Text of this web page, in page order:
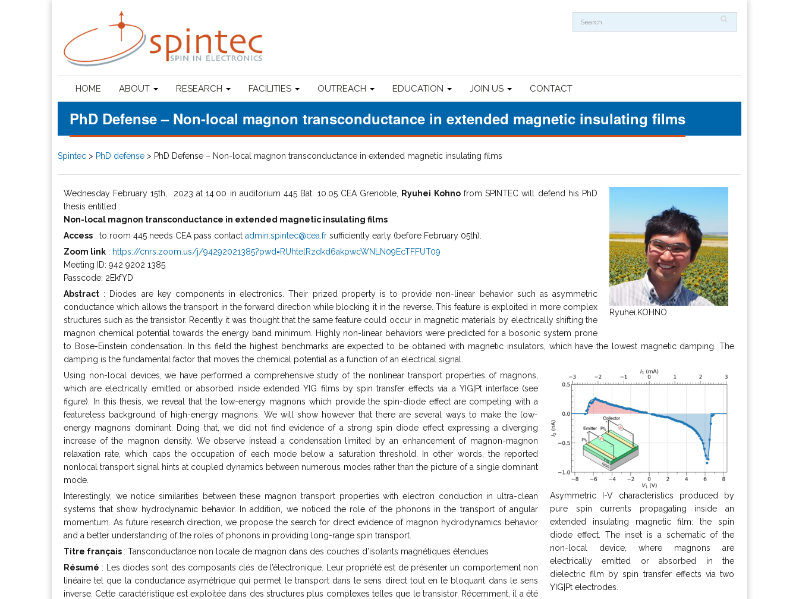
HOME ABOUT RESEARCH FACILITIES OUTREACH EDUCATION JOIN US CONTACT
PhD Defense – Non-local magnon transconductance in extended magnetic insulating films
Spintec > PhD defense > PhD Defense – Non-local magnon transconductance in extended magnetic insulating films
Ryuhei.KOHNO
Wednesday February 15th, 2023 at 14:00 in auditorium 445 Bat. 10.05 CEA Grenoble, Ryuhei Kohnofrom SPINTEC will defend his PhD
thesis entitled :
Non-local magnon transconductance in extended magnetic insulating films
Access : to room 445 needs CEA pass contact admin.spintec@cea.fr sufficiently early (before February 05th).
Zoom link : https://cnrs.zoom.us/j/94292021385?pwd=RUhtelRzdkd6akpwcWNLN09EcTFFUT09
Meeting ID: 942 9202 1385
Passcode: 2EkfYD
Abstract : Diodes are key components in electronics. Their prized property is to provide non-linear behavior such as asymmetric
conductance which allows the transport in the forward direction while blocking it in the reverse. This feature is exploited in more complex
structures such as the transistor. Recently it was thought that the same feature could occur in magnetic materials by electrically shifting the
magnon chemical potential towards the energy band minimum. Highly non-linear behaviors were predicted for a bosonic system prone
to Bose-Einstein condensation. In this field the highest benchmarks are expected to be obtained with magnetic insulators, which have the lowest magnetic damping. The
damping is the fundamental factor that moves the chemical potential as a function of an electrical signal.
Asymmetric I-V characteristics produced by
pure spin currents propagating inside an
extended insulating magnetic film: the spin
diode effect. The inset is a schematic of the
non-local device, where magnons are
electrically emitted or absorbed in the
dielectric film by spin transfer effects via two
YIG|Pt electrodes.
Using non-local devices, we have performed a comprehensive study of the nonlinear transport properties of magnons,
which are electrically emitted or absorbed inside extended YIG films by spin transfer effects via a YIG|Pt interface (see
figure). In this thesis, we reveal that the low-energy magnons which provide the spin-diode effect are competing with a
featureless background of high-energy magnons. We will show however that there are several ways to make the low-
energy magnons dominant. Doing that, we did not find evidence of a strong spin diode effect expressing a diverging
increase of the magnon density. We observe instead a condensation limited by an enhancement of magnon-magnon
relaxation rate, which caps the occupation of each mode below a saturation threshold. In other words, the reported
nonlocal transport signal hints at coupled dynamics between numerous modes rather than the picture of a single dominant
mode.
Interestingly, we notice similarities between these magnon transport properties with electron conduction in ultra-clean
systems that show hydrodynamic behavior. In addition, we noticed the role of the phonons in the transport of angular
momentum. As future research direction, we propose the search for direct evidence of magnon hydrodynamics behavior
and a better understanding of the roles of phonons in providing long-range spin transport.
Titre français : Tansconductance non locale de magnon dans des couches d’isolants magnétiques étendues
Résumé : Les diodes sont des composants clés de l’électronique. Leur propriété est de présenter un comportement non
linéaire tel que la conductance asymétrique qui permet le transport dans le sens direct tout en le bloquant dans le sens
inverse. Cette caractéristique est exploitée dans des structures plus complexes telles que le transistor. Récemment, il a été